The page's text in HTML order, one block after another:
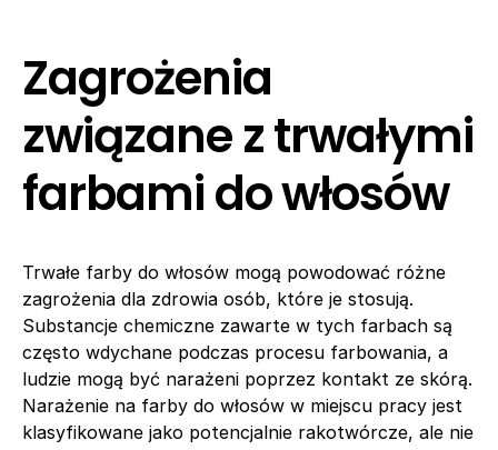
Zagrożenia
związane z trwałymi
farbami do włosów
Trwałe farby do włosów mogą powodować różne
zagrożenia dla zdrowia osób, które je stosują.
Substancje chemiczne zawarte w tych farbach są
często wdychane podczas procesu farbowania, a
ludzie mogą być narażeni poprzez kontakt ze skórą.
Narażenie na farby do włosów w miejscu pracy jest
klasyfikowane jako potencjalnie rakotwórcze, ale nie